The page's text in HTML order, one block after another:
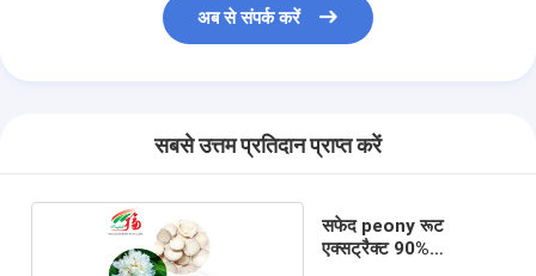
अब से संपर्क करें
सबसे उत्तम प्रतिदान प्राप्त करें
सफेद peony रूट
एक्सट्रैक्ट 90%